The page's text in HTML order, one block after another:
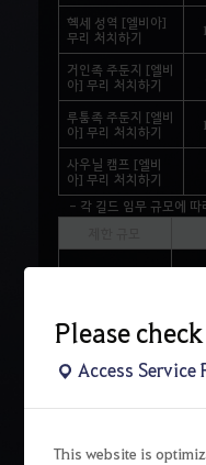
Please
Access Service
This website is
헥세 성역 [엘비아]
무리 처치하기
거인족 주둔지 [엘비
아] 무리 처치하기
루툼족 주둔지 [엘비
아] 무리 처치하기
사우닐 캠프 [엘비
아] 무리 처치하기
- 각 길드 임무 규모에 따
대형